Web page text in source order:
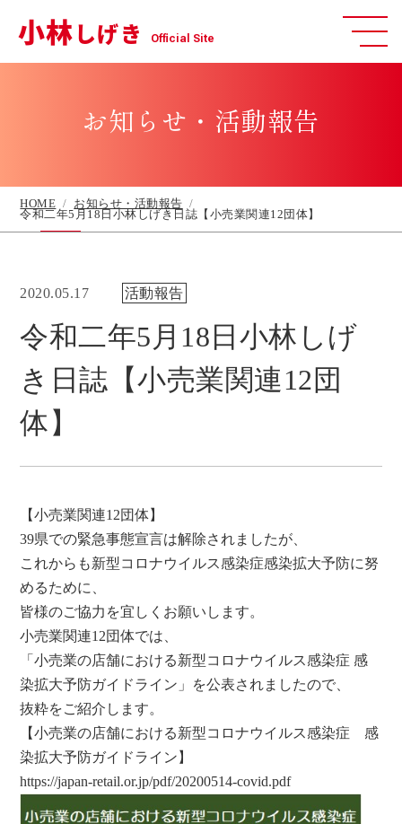
小林しげき Official Site
お知らせ・活動報告
HOME
お知らせ・活動報告
令和二年5月18日小林しげき日誌【小売業関連12団体】
2020.05.17 活動報告
令和二年5月18日小林しげ
き日誌【小売業関連12団
体】
【小売業関連12団体】
39県での緊急事態宣言は解除されましたが、
これからも新型コロナウイルス感染症感染拡大予防に努
めるために、
皆様のご協力を宜しくお願いします。
小売業関連12団体では、
「小売業の店舗における新型コロナウイルス感染症 感
染拡大予防ガイドライン」を公表されましたので、
抜粋をご紹介します。
【小売業の店舗における新型コロナウイルス感染症 感
染拡大予防ガイドライン】
https://japan-retail.or.jp/pdf/20200514-covid.pdf